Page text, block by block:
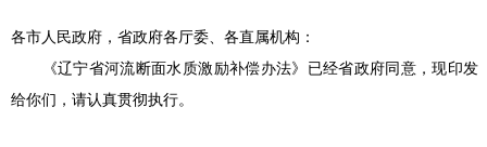
各市人民政府，省政府各厅委、各直属机构：
《辽宁省河流断面水质激励补偿办法》已经省政府同意，现印发
给你们，请认真贯彻执行。